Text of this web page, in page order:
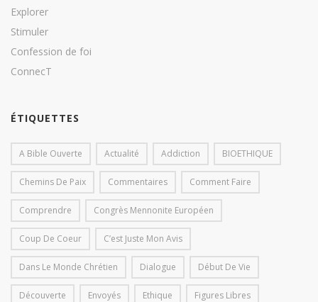
Explorer
Stimuler
Confession de foi
ConnecT
ÉTIQUETTES
A Bible Ouverte Actualité Addiction BIOETHIQUE
Chemins De Paix Commentaires Comment Faire
Comprendre Congrès Mennonite Européen
Coup De Coeur C’est Juste Mon Avis
Dans Le Monde Chrétien Dialogue Début De Vie
Découverte Envoyés Ethique Figures Libres